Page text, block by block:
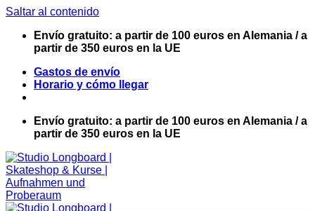
Saltar al contenido
Envío gratuito: a partir de 100 euros en Alemania / a
partir de 350 euros en la UE
Gastos de envío
Horario y cómo llegar
Envío gratuito: a partir de 100 euros en Alemania / a
partir de 350 euros en la UE